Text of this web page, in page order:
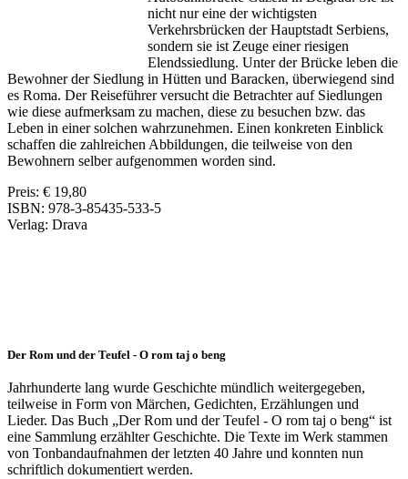
nicht nur eine der wichtigsten
Verkehrsbrücken der Hauptstadt Serbiens,
sondern sie ist Zeuge einer riesigen
Elendssiedlung. Unter der Brücke leben die
Bewohner der Siedlung in Hütten und Baracken, überwiegend sind
es Roma. Der Reiseführer versucht die Betrachter auf Siedlungen
wie diese aufmerksam zu machen, diese zu besuchen bzw. das
Leben in einer solchen wahrzunehmen. Einen konkreten Einblick
schaffen die zahlreichen Abbildungen, die teilweise von den
Bewohnern selber aufgenommen worden sind.
Preis: € 19,80
ISBN: 978-3-85435-533-5
Verlag: Drava
Der Rom und der Teufel - O rom taj o beng
Jahrhunderte lang wurde Geschichte mündlich weitergegeben,
teilweise in Form von Märchen, Gedichten, Erzählungen und
Lieder. Das Buch „Der Rom und der Teufel - O rom taj o beng“ ist
eine Sammlung erzählter Geschichte. Die Texte im Werk stammen
von Tonbandaufnahmen der letzten 40 Jahre und konnten nun
schriftlich dokumentiert werden.